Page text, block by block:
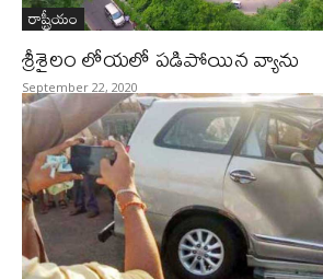
రాష్ట్రీయం
శ్రీశైలం లోయలో పడిపోయిన వ్యాను
September 22, 2020